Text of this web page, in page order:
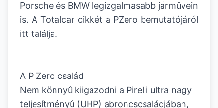
Porsche és BMW legizgalmasabb jármûvein
is. A Totalcar cikkét a PZero bemutatójáról
itt találja.
A P Zero család
Nem könnyû kiigazodni a Pirelli ultra nagy
teljesítményû (UHP) abroncscsaládjában,